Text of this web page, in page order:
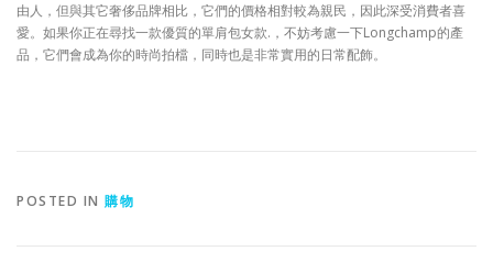
由人，但與其它奢侈品牌相比，它們的價格相對較為親民，因此深受消費者喜
愛。如果你正在尋找一款優質的單肩包女款.，不妨考慮一下Longchamp的產
品，它們會成為你的時尚拍檔，同時也是非常實用的日常配飾。
POSTED IN 購物